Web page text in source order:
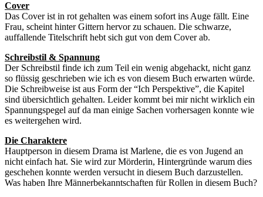
Cover
Das Cover ist in rot gehalten was einem sofort ins Auge fällt. Eine
Frau, scheint hinter Gittern hervor zu schauen. Die schwarze,
auffallende Titelschrift hebt sich gut von dem Cover ab.
Schreibstil & Spannung
Der Schreibstil finde ich zum Teil ein wenig abgehackt, nicht ganz
so flüssig geschrieben wie ich es von diesem Buch erwarten würde.
Die Schreibweise ist aus Form der “Ich Perspektive”, die Kapitel
sind übersichtlich gehalten. Leider kommt bei mir nicht wirklich ein
Spannungspegel auf da man einige Sachen vorhersagen konnte wie
es weitergehen wird.
Die Charaktere
Hauptperson in diesem Drama ist Marlene, die es von Jugend an
nicht einfach hat. Sie wird zur Mörderin, Hintergründe warum dies
geschehen konnte werden versucht in diesem Buch darzustellen.
Was haben Ihre Männerbekanntschaften für Rollen in diesem Buch?